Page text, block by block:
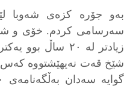
بەو جۆرە کزەی شەوبا
سەرسامی کردم. خۆی و
زیادتر لە ٢٠
شێخ قەت نەیهێشتووە کەس